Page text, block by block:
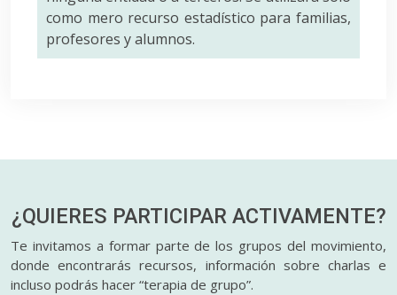
como mero recurso estadístico para familias,
profesores y alumnos.
¿QUIERES PARTICIPAR ACTIVAMENTE?
Te invitamos a formar parte de los grupos del movimiento,
donde encontrarás recursos, información sobre charlas e
incluso podrás hacer “terapia de grupo”.